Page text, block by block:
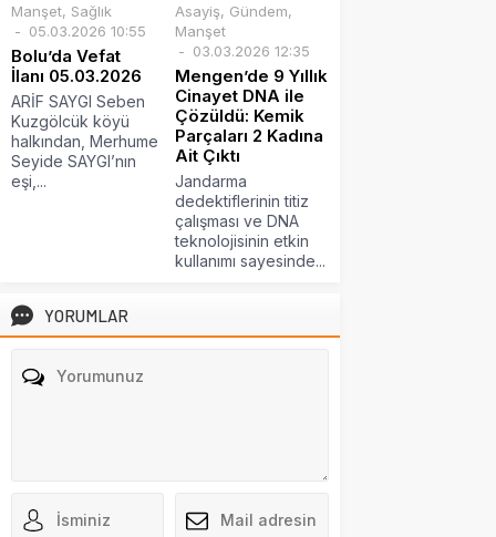
Manşet, Sağlık
05.03.2026 10:55
Bolu’da Vefat
İlanı 05.03.2026
ARİF SAYGI Seben
Kuzgölcük köyü
halkından, Merhume
Seyide SAYGI’nın
eşi,...
Asayiş, Gündem,
Manşet
03.03.2026 12:35
Mengen’de 9 Yıllık
Cinayet DNA ile
Çözüldü: Kemik
Parçaları 2 Kadına
Ait Çıktı
Jandarma
dedektiflerinin titiz
çalışması ve DNA
teknolojisinin etkin
kullanımı sayesinde...
YORUMLAR